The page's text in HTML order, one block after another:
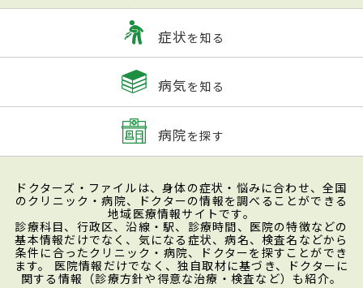
症状を知る
病気を知る
病院を探す
ドクターズ・ファイルは、身体の症状・悩みに合わせ、全国
のクリニック・病院、ドクターの情報を調べることができる
地域医療情報サイトです。
診療科目、行政区、沿線・駅、診療時間、医院の特徴などの
基本情報だけでなく、気になる症状、病名、検査名などから
条件に合ったクリニック・病院、ドクターを探すことができ
ます。 医院情報だけでなく、独自取材に基づき、ドクターに
関する情報（診療方針や得意な治療・検査など）も紹介。